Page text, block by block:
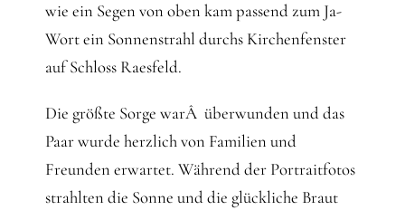
wie ein Segen von oben kam passend zum Ja-
Wort ein Sonnenstrahl durchs Kirchenfenster
auf Schloss Raesfeld.
Die größte Sorge warÂ überwunden und das
Paar wurde herzlich von Familien und
Freunden erwartet. Während der Portraitfotos
strahlten die Sonne und die glückliche Braut